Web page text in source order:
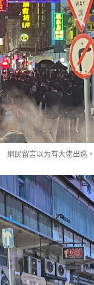
網民留言以为有大佬出巡